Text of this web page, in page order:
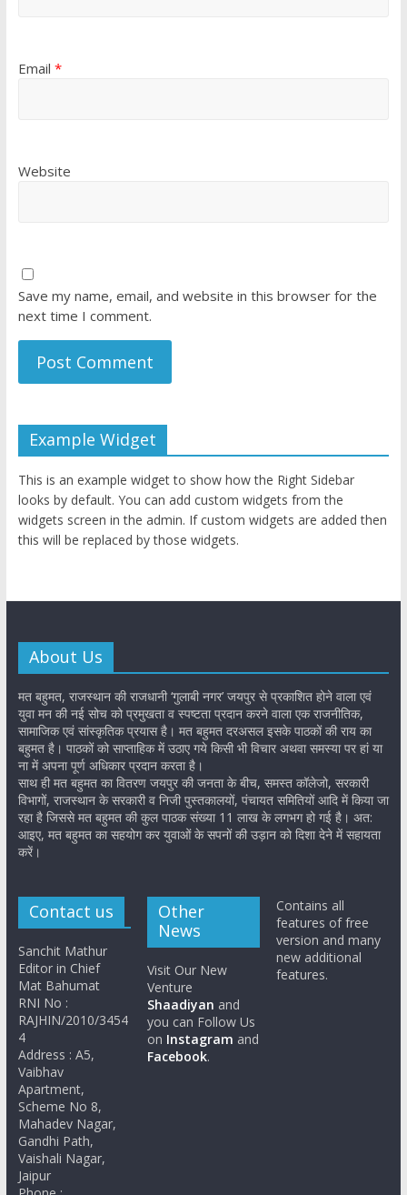
Email *
Website
Save my name, email, and website in this browser for the
next time I comment.
Example Widget
This is an example widget to show how the Right Sidebar
looks by default. You can add custom widgets from the
widgets screen in the admin. If custom widgets are added then
this will be replaced by those widgets.
About Us
मत बहुमत, राजस्थान की राजधानी ‘गुलाबी नगर’ जयपुर से प्रकाशित होने वाला एवं
युवा मन की नई सोच को प्रमुखता व स्पष्टता प्रदान करने वाला एक राजनीतिक,
सामाजिक एवं सांस्कृतिक प्रयास है। मत बहुमत दरअसल इसके पाठकों की राय का
बहुमत है। पाठकों को साप्ताहिक में उठाए गये किसी भी विचार अथवा समस्या पर हां या
ना में अपना पूर्ण अधिकार प्रदान करता है।
साथ ही मत बहुमत का वितरण जयपुर की जनता के बीच, समस्त कॉलेजो, सरकारी
विभागों, राजस्थान के सरकारी व निजी पुस्तकालयों, पंचायत समितियों आदि में किया जा
रहा है जिससे मत बहुमत की कुल पाठक संख्या 11 लाख के लगभग हो गई है। अत:
आइए, मत बहुमत का सहयोग कर युवाओं के सपनों की उड़ान को दिशा देने में सहायता
करें।
Contact us
Sanchit Mathur
Editor in Chief
Mat Bahumat
RNI No :
RAJHIN/2010/3454
4
Address : A5,
Vaibhav
Apartment,
Scheme No 8,
Mahadev Nagar,
Gandhi Path,
Vaishali Nagar,
Jaipur
Other
News
Visit Our New
Venture
Shaadiyan and
you can Follow Us
on Instagram and
Facebook.
Contains all
features of free
version and many
new additional
features.